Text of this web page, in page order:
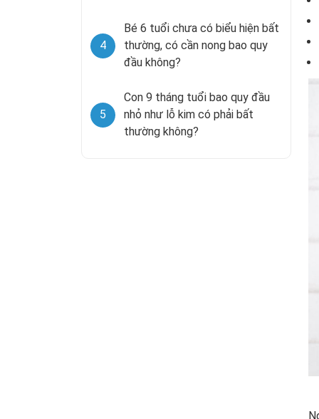
4
Bé 6 tuổi chưa có biểu hiện bất
thường, có cần nong bao quy
đầu không?
5
Con 9 tháng tuổi bao quy đầu
nhỏ như lỗ kim có phải bất
thường không?